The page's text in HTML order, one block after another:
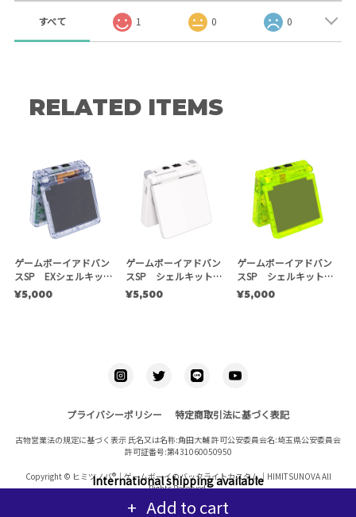
すべて 1 0 0
RELATED ITEMS
ゲームボーイアドバン
スSP EXシェルキット
【ミルキーブルー】
EXR
¥5,000
ゲームボーイアドバン
スSP シェルキット
【ソフトタッチホワイ
ト】EXR
¥5,500
ゲームボーイアドバン
スSP シェルキット
【クリアイエロー】
EXR
¥5,000
International shipping available
Add to cart
プライバシーポリシー 特定商取引法に基づく表記
古物営業法の規定に基づく表示 氏名又は名称:角田大輔 許可公安委員会名:埼玉県公安委員会
許可証番号:第431060050950
Copyright © ヒミツノバ®｜ゲームボーイのバックライトカスタム｜HIMITSUNOVA All
Rights Reserved.